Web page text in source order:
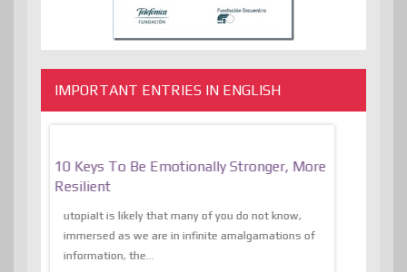
IMPORTANT ENTRIES IN ENGLISH
10 Keys To Be Emotionally Stronger, More
Resilient
utopiaIt is likely that many of you do not know,
immersed as we are in infinite amalgamations of
information, the...